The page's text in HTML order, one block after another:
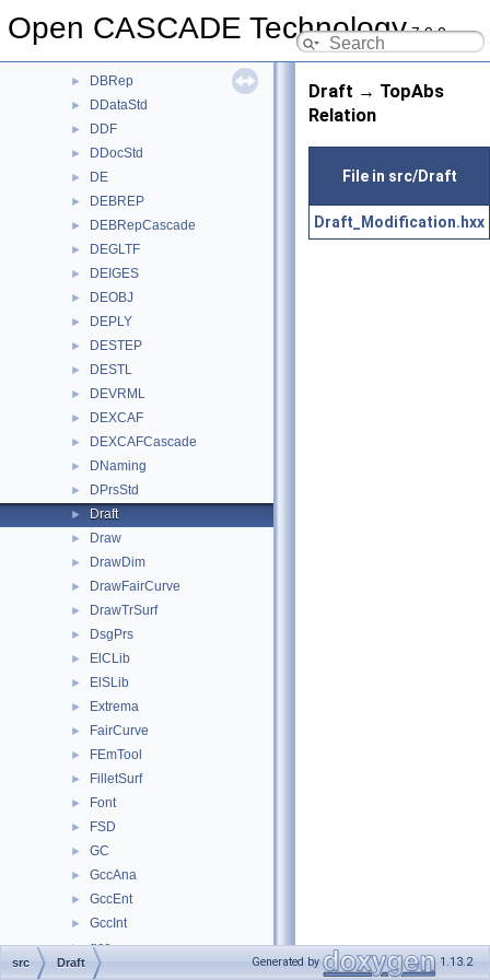
Open CASCADE Technology7.9.0
D3DHost
► DBRep
► DDataStd
► DDF
► DDocStd
► DE
► DEBREP
► DEBRepCascade
► DEGLTF
► DEIGES
► DEOBJ
► DEPLY
► DESTEP
► DESTL
► DEVRML
► DEXCAF
► DEXCAFCascade
► DNaming
► DPrsStd
► Draft
► Draw
► DrawDim
► DrawFairCurve
► DrawTrSurf
► DsgPrs
► ElCLib
► ElSLib
► Extrema
► FairCurve
► FEmTool
► FilletSurf
► Font
► FSD
► GC
► GccAna
► GccEnt
► GccInt
► gce
► GCE2d
Draft → TopAbs
Relation
File in src/Draft
Draft_Modification.hxx
src Draft Generated by 1.13.2